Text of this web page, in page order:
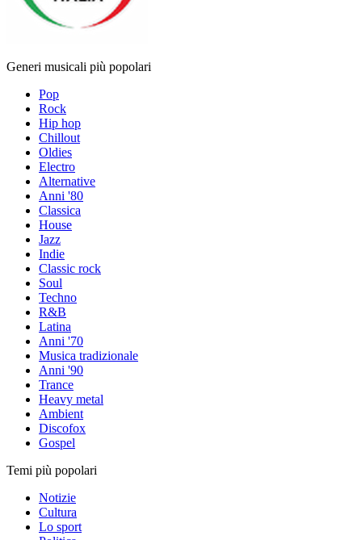
Generi musicali più popolari
Pop
Rock
Hip hop
Chillout
Oldies
Electro
Alternative
Anni '80
Classica
House
Jazz
Indie
Classic rock
Soul
Techno
R&B
Latina
Anni '70
Musica tradizionale
Anni '90
Trance
Heavy metal
Ambient
Discofox
Gospel
Temi più popolari
Notizie
Cultura
Lo sport